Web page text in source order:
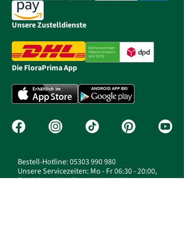
Unsere Zustelldienste
Die FloraPrima App
Bestell-Hotline: 05303 990 980
Unsere Servicezeiten: Mo - Fr 06:30 - 20:00,
Sa 06:30 - 14:00, So 10:00 - 14:00